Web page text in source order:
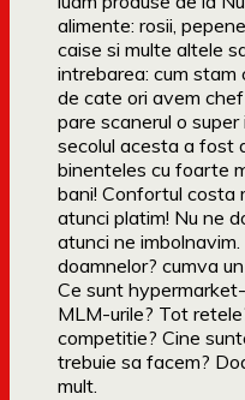
alimente: rosii,
caise si multe altele
intrebarea: cum stam
de cate ori avem
pare scanerul o
secolul acesta a fost
binenteles cu foarte
bani! Confortul costa
atunci platim! Nu ne
atunci ne imbolnavim.
doamnelor? cumva
Ce sunt
MLM-urile? Tot
competitie? Cine
trebuie sa facem?
mult.